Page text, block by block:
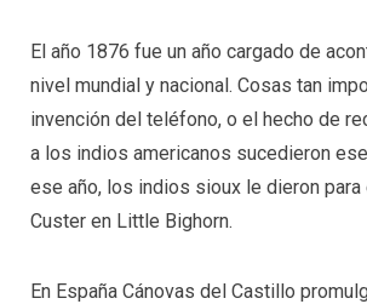
El año 1876 fue un año cargado de
nivel mundial y nacional. Cosas tan
invención del teléfono, o el hecho de
a los indios americanos sucedieron
ese año, los indios sioux le dieron para
Custer en Little Bighorn.
En España Cánovas del Castillo